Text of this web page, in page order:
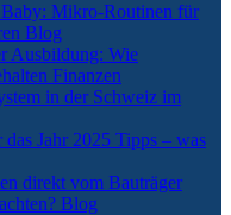
Baby: Mikro-Routinen für
Blog
Ausbildung: Wie
Finanzen
in der Schweiz im
Jahr 2025 Tipps – was
direkt vom Bauträger
Blog